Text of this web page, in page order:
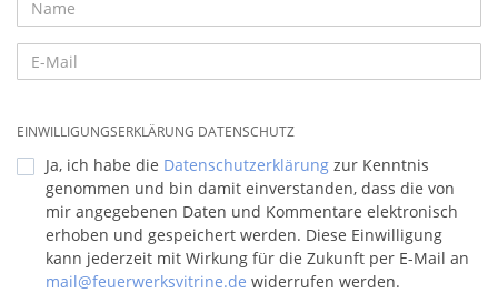
EINWILLIGUNGSERKLÄRUNG DATENSCHUTZ
Ja, ich habe die Datenschutzerklärung zur Kenntnis
genommen und bin damit einverstanden, dass die von
mir angegebenen Daten und Kommentare elektronisch
erhoben und gespeichert werden. Diese Einwilligung
kann jederzeit mit Wirkung für die Zukunft per E-Mail an
mail@feuerwerksvitrine.de widerrufen werden.